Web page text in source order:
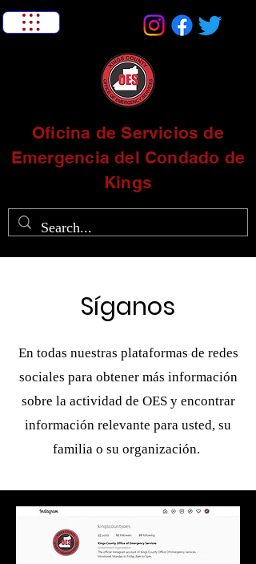
Oficina de Servicios de
Emergencia del Condado de
Kings
Síganos
En todas nuestras plataformas de redes
sociales para obtener más información
sobre la actividad de OES y encontrar
información relevante para usted, su
familia o su organización.